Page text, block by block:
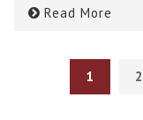
Read More
1 2